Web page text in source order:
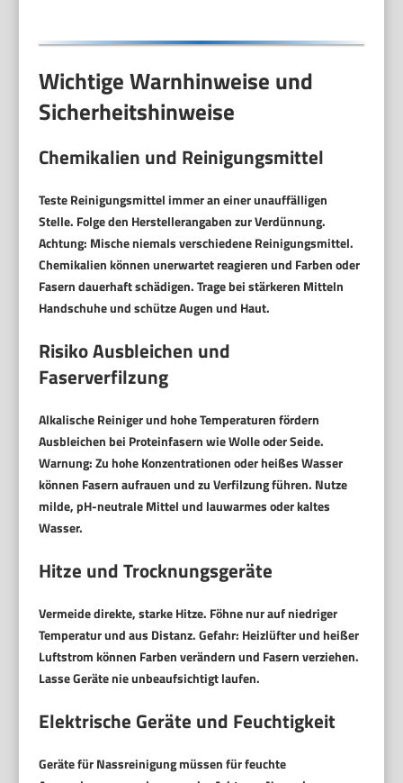
Wichtige Warnhinweise und
Sicherheitshinweise
Chemikalien und Reinigungsmittel
Teste Reinigungsmittel immer an einer unauffälligen
Stelle. Folge den Herstellerangaben zur Verdünnung.
Achtung: Mische niemals verschiedene Reinigungsmittel.
Chemikalien können unerwartet reagieren und Farben oder
Fasern dauerhaft schädigen. Trage bei stärkeren Mitteln
Handschuhe und schütze Augen und Haut.
Risiko Ausbleichen und
Faserverfilzung
Alkalische Reiniger und hohe Temperaturen fördern
Ausbleichen bei Proteinfasern wie Wolle oder Seide.
Warnung:Zu hohe Konzentrationen oder heißes Wasser
können Fasern aufrauen und zu Verfilzung führen. Nutze
milde, pH-neutrale Mittel und lauwarmes oder kaltes
Wasser.
Hitze und Trocknungsgeräte
Vermeide direkte, starke Hitze. Föhne nur auf niedriger
Temperatur und aus Distanz.Gefahr: Heizlüfter und heißer
Luftstrom können Farben verändern und Fasern verziehen.
Lasse Geräte nie unbeaufsichtigt laufen.
Elektrische Geräte und Feuchtigkeit
Geräte für Nassreinigung müssen für feuchte